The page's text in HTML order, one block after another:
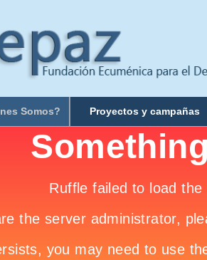
Somos? Proyectos y campañas